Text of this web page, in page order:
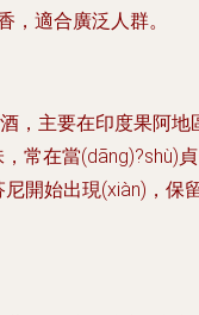
，適合廣泛人群。
，主要在印度果阿地
常在當(dāng)?shù)
開始出現(xiàn)，保